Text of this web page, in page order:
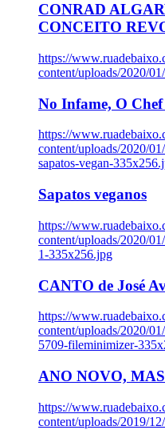
CONRAD
CONCEITO
https://
content/uploads/2020/
No Infame, O
https://
content/uploads/2020/
sapatos-vegan-
Sapatos veganos
https://
content/uploads/2020/
1-335x256.jpg
CANTO de José
https://
content/uploads/2020/
5709-fileminimizer-
ANO NOVO,
https://
content/uploads/2019/